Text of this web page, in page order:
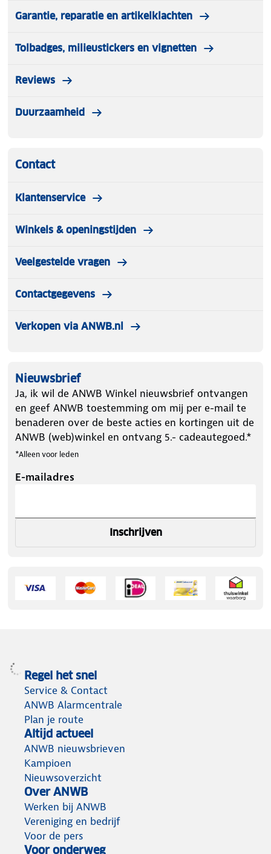
Garantie, reparatie en artikelklachten
Tolbadges, milieustickers en vignetten
Reviews
Duurzaamheid
Contact
Klantenservice
Winkels & openingstijden
Veelgestelde vragen
Contactgegevens
Verkopen via ANWB.nl
Nieuwsbrief
Ja, ik wil de ANWB Winkel nieuwsbrief ontvangen
en geef ANWB toestemming om mij per e-mail te
benaderen over de beste acties en kortingen uit de
ANWB (web)winkel en ontvang 5.- cadeautegoed.*
*Alleen voor leden
E-mailadres
Inschrijven
Regel het snel
Service & Contact
ANWB Alarmcentrale
Plan je route
Altijd actueel
ANWB nieuwsbrieven
Kampioen
Nieuwsoverzicht
Over ANWB
Werken bij ANWB
Vereniging en bedrijf
Voor de pers
Voor onderweg